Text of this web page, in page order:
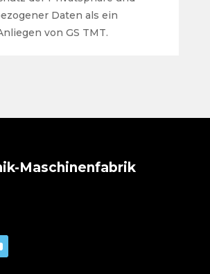
Daten als ein
von GS TMT.
Maschinenfabrik